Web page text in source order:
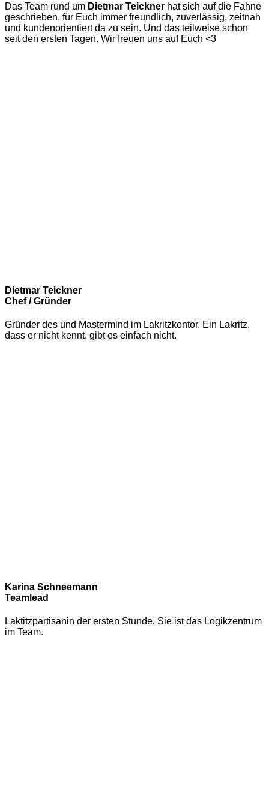
Das Team rund um Dietmar Teickner hat sich auf die Fahne
geschrieben, für Euch immer freundlich, zuverlässig, zeitnah
und kundenorientiert da zu sein. Und das teilweise schon
seit den ersten Tagen. Wir freuen uns auf Euch <3
Dietmar Teickner
Chef / Gründer
Gründer des und Mastermind im Lakritzkontor. Ein Lakritz,
dass er nicht kennt, gibt es einfach nicht.
Karina Schneemann
Teamlead
Laktitzpartisanin der ersten Stunde. Sie ist das Logikzentrum
im Team.